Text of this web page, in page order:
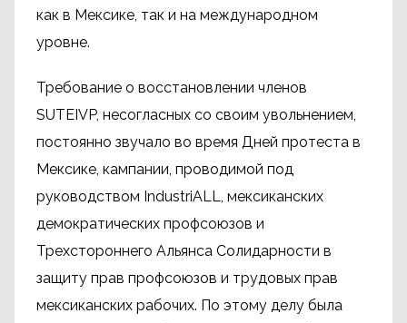
как в Мексике, так и на международном
уровне.
Требование о восстановлении членов
SUTEIVP, несогласных со своим увольнением,
постоянно звучало во время Дней протеста в
Мексике, кампании, проводимой под
руководством IndustriALL, мексиканских
демократических профсоюзов и
Трехстороннего Альянса Солидарности в
защиту прав профсоюзов и трудовых прав
мексиканских рабочих. По этому делу была